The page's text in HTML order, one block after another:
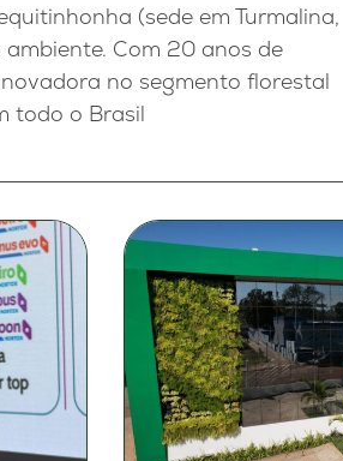
(sede em Turmalina,
Com 20 anos de
no segmento florestal
todo o Brasil